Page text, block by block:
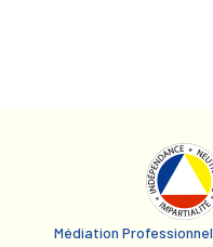
Médiation